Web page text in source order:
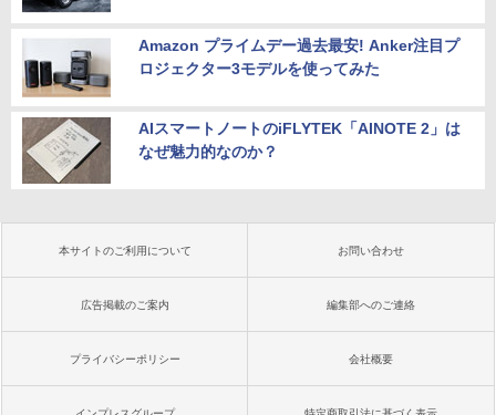
Amazon プライムデー過去最安! Anker注目プ
ロジェクター3モデルを使ってみた
AIスマートノートのiFLYTEK「AINOTE 2」は
なぜ魅力的なのか？
本サイトのご利用について お問い合わせ
広告掲載のご案内 編集部へのご連絡
プライバシーポリシー 会社概要